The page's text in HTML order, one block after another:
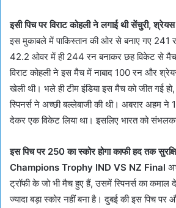
इसी पिच पर विराट कोहली ने लगाई थी सेंचुरी,
इस मुकाबले में पाकिस्तान की ओर से बनाए गए 241
42.2 ओवर में ही 244 रन बनाकर छह विकेट से मैच
विराट कोहली ने इस मैच में नाबाद 100 रन और
खेली थी। भले ही टीम इंडिया इस मैच को जीत गई
स्पिनर्स ने अच्छी बल्लेबाजी की थी। अबरार अहम
देकर एक विकेट लिया था। इसलिए भारत को
इस पिच पर 250 का स्कोर होगा काफी हद तक
Champions Trophy IND VS NZ Final
ट्रॉफी के जो भी मैच हुए हैं, उसमें स्पिनर्स का
ज्यादा बड़ा स्कोर नहीं बना है। दुबई की इस पिच